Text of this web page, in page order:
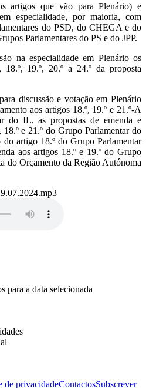
artigos que vão para Plenário) e
especialidade, por maioria, com
do PSD, do CHEGA e do
Parlamentares do PS e do JPP.
na especialidade em Plenário os
18.º, 19.º, 20.º a 24.º da proposta
discussão e votação em Plenário
aos artigos 18.º, 19.º e 21.º-A
do IL, as propostas de emenda e
e 21.º do Grupo Parlamentar do
do artigo 18.º do Grupo Parlamentar
aos artigos 18.º e 19.º do Grupo
do Orçamento da Região Autónoma
para a data selecionada
de privacidadeContactosSubscrever